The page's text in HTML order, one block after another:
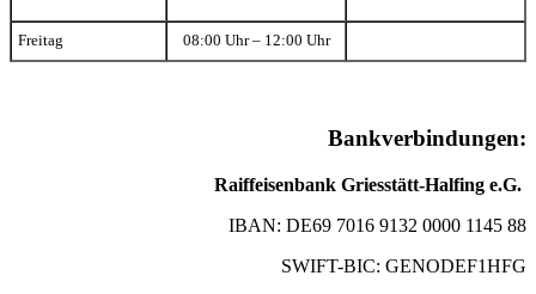
Freitag 08:00 Uhr – 12:00 Uhr
Bankverbindungen:
Raiffeisenbank Griesstätt-Halfing e.G.
IBAN: DE69 7016 9132 0000 1145 88
SWIFT-BIC: GENODEF1HFG